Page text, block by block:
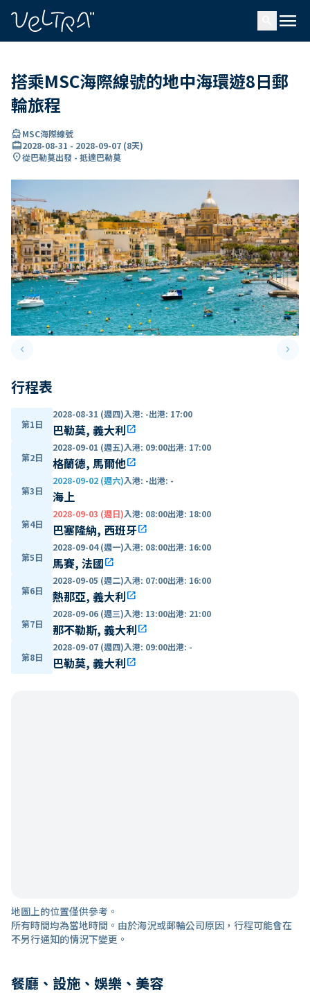
menu
搭乘MSC海際線號的地中海環遊8日郵
輪旅程
directions_boatMSC海際線號
card_travel2028-08-31 - 2028-09-07 (8天)
location_on從巴勒莫出發 - 抵達巴勒莫
keyboard_arrow_leftPrevious slide keyboard_arrow_right
行程表
第1日
2028-08-31 (週四)入港: -出港: 17:00
巴勒莫, 義大利open_in_new
第2日
2028-09-01 (週五)入港: 09:00出港: 17:00
格蘭德, 馬爾他open_in_new
第3日
2028-09-02 (週六)入港: -出港: -
海上
第4日
2028-09-03 (週日)入港: 08:00出港: 18:00
巴塞隆納, 西班牙open_in_new
第5日
2028-09-04 (週一)入港: 08:00出港: 16:00
馬賽, 法國open_in_new
第6日
2028-09-05 (週二)入港: 07:00出港: 16:00
熱那亞, 義大利open_in_new
第7日
2028-09-06 (週三)入港: 13:00出港: 21:00
那不勒斯, 義大利open_in_new
第8日
2028-09-07 (週四)入港: 09:00出港: -
巴勒莫, 義大利open_in_new
地圖上的位置僅供參考。
所有時間均為當地時間。由於海況或郵輪公司原因，行程可能會在
不另行通知的情況下變更。
餐廳、設施、娛樂、美容